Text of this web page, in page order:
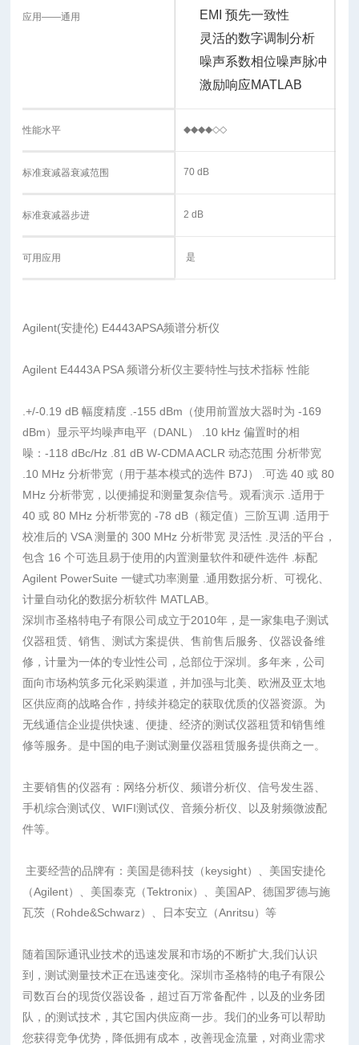
应用——通用
EMI 预先一致性
灵活的数字调制分析
噪声系数相位噪声脉冲
激励响应MATLAB
性能水平 ◆◆◆◆◇◇
标准衰减器衰减范围 70 dB
标准衰减器步进 2 dB
可用应用 是
Agilent(安捷伦) E4443APSA频谱分析仪
Agilent E4443A PSA 频谱分析仪主要特性与技术指标 性能
.+/-0.19 dB 幅度精度 .-155 dBm（使用前置放大器时为 -169
dBm）显示平均噪声电平（DANL） .10 kHz 偏置时的相
噪：-118 dBc/Hz .81 dB W-CDMA ACLR 动态范围 分析带宽
.10 MHz 分析带宽（用于基本模式的选件 B7J） .可选 40 或 80
MHz 分析带宽，以便捕捉和测量复杂信号。观看演示 .适用于
40 或 80 MHz 分析带宽的 -78 dB（额定值）三阶互调 .适用于
校准后的 VSA 测量的 300 MHz 分析带宽 灵活性 .灵活的平台，
包含 16 个可选且易于使用的内置测量软件和硬件选件 .标配
Agilent PowerSuite 一键式功率测量 .通用数据分析、可视化、
计量自动化的数据分析软件 MATLAB。
深圳市圣格特电子有限公司成立于2010年，是一家集电子测试
仪器租赁、销售、测试方案提供、售前售后服务、仪器设备维
修，计量为一体的专业性公司，总部位于深圳。多年来，公司
面向市场构筑多元化采购渠道，并加强与北美、欧洲及亚太地
区供应商的战略合作，持续并稳定的获取优质的仪器资源。为
无线通信企业提供快速、便捷、经济的测试仪器租赁和销售维
修等服务。是中国的电子测试测量仪器租赁服务提供商之一。
主要销售的仪器有：网络分析仪、频谱分析仪、信号发生器、
手机综合测试仪、WIFI测试仪、音频分析仪、以及射频微波配
件等。
主要经营的品牌有：美国是德科技（keysight）、美国安捷伦
（Agilent）、美国泰克（Tektronix）、美国AP、德国罗德与施
瓦茨（Rohde&Schwarz）、日本安立（Anritsu）等
随着国际通讯业技术的迅速发展和市场的不断扩大,我们认识
到，测试测量技术正在迅速变化。深圳市圣格特的电子有限公
司数百台的现货仪器设备，超过百万常备配件，以及的业务团
队，的测试技术，其它国内供应商一步。我们的业务可以帮助
您获得竞争优势，降低拥有成本，改善现金流量，对商业需求